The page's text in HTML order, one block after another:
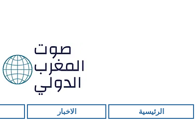
الرئيسية الاخبار